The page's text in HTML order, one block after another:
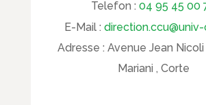
Telefon : 04 95 45 00
E-Mail :
Adresse : Avenue Jean
Mariani , Corte